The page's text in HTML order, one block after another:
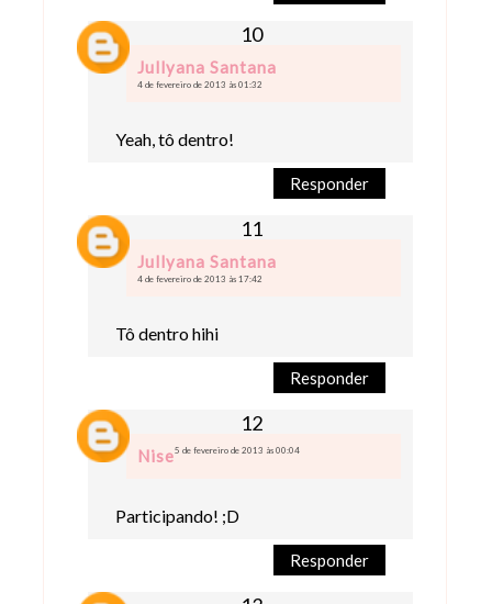
Jullyana Santana
4 de fevereiro de 2013 às 01:32
Yeah, tô dentro!
Responder
Jullyana Santana
4 de fevereiro de 2013 às 17:42
Tô dentro hihi
Responder
Nise5 de fevereiro de 2013 às 00:04
Participando! ;D
Responder